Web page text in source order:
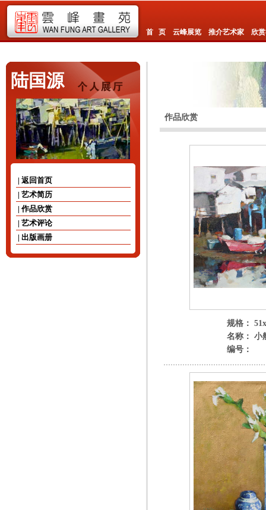
首 页 云峰展览 推介艺术家 欣
陆国源
| 返回首页
| 艺术简历
| 作品欣赏
| 艺术评论
| 出版画册
作品欣赏
规格：
名称： 小
编号：